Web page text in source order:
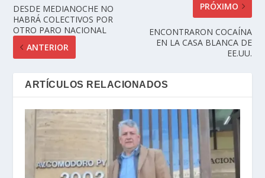
DESDE MEDIANOCHE NO
HABRÁ COLECTIVOS POR
OTRO PARO NACIONAL
ANTERIOR
PRÓXIMO
ENCONTRARON COCAÍNA
EN LA CASA BLANCA DE
EE.UU.
ARTÍCULOS RELACIONADOS